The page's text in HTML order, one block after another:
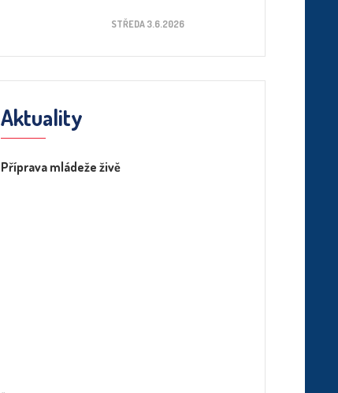
STŘEDA 3.6.2026
Aktuality
Příprava mládeže živě